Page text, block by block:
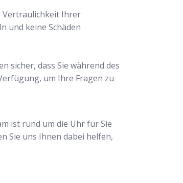
Vertraulichkeit Ihrer
und keine Schäden
sicher, dass Sie während des
um Ihre Fragen zu
ist rund um die Uhr für Sie
Sie uns Ihnen dabei helfen,